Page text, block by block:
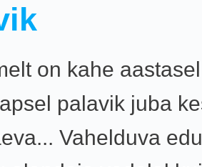
on kahe
palavik juba
Vahelduva